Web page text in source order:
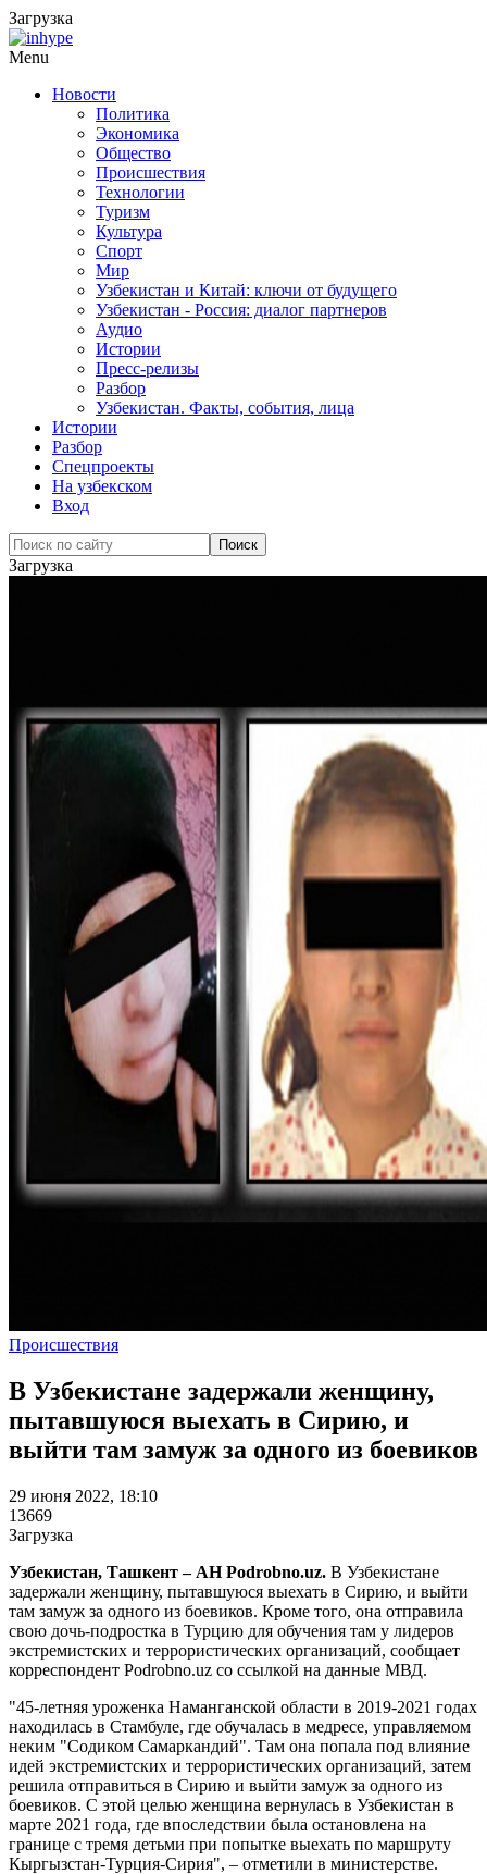
Загрузка
Menu
Новости
Политика
Экономика
Общество
Происшествия
Технологии
Туризм
Культура
Спорт
Мир
Узбекистан и Китай: ключи от будущего
Узбекистан - Россия: диалог партнеров
Аудио
Истории
Пресс-релизы
Разбор
Узбекистан. Факты, события, лица
Истории
Разбор
Спецпроекты
На узбекском
Вход
Загрузка
Происшествия
В Узбекистане задержали женщину,
пытавшуюся выехать в Сирию, и
выйти там замуж за одного из боевиков
29 июня 2022, 18:10
13669
Загрузка
Узбекистан, Ташкент – АН Podrobno.uz. В Узбекистане
задержали женщину, пытавшуюся выехать в Сирию, и выйти
там замуж за одного из боевиков. Кроме того, она отправила
свою дочь-подростка в Турцию для обучения там у лидеров
экстремистских и террористических организаций, сообщает
корреспондент Podrobno.uz со ссылкой на данные МВД.
"45-летняя уроженка Наманганской области в 2019-2021 годах
находилась в Стамбуле, где обучалась в медресе, управляемом
неким "Содиком Самаркандий". Там она попала под влияние
идей экстремистских и террористических организаций, затем
решила отправиться в Сирию и выйти замуж за одного из
боевиков. С этой целью женщина вернулась в Узбекистан в
марте 2021 года, где впоследствии была остановлена на
границе с тремя детьми при попытке выехать по маршруту
Кыргызстан-Турция-Сирия", – отметили в министерстве.